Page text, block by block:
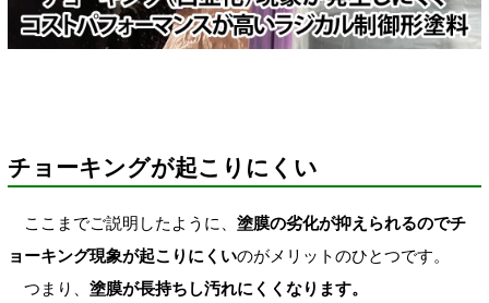
チョーキングが起こりにくい
ここまでご説明したように、 塗膜の劣化が抑えられるのでチ
ョーキング現象が起こりにくいのがメリットのひとつです。
つまり、 塗膜が長持ちし汚れにくくなります。